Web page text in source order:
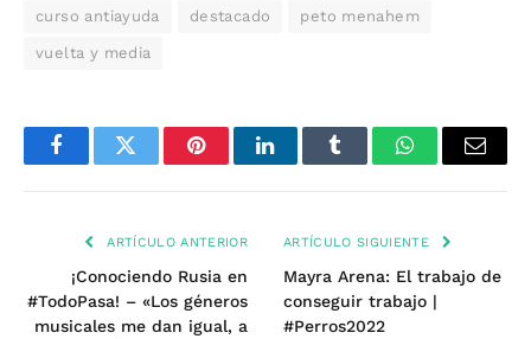
curso antiayuda destacado peto menahem
vuelta y media
FacebookTwitter PinterestLinkedInTumblr WhatsAppEmail
ARTÍCULO ANTERIOR
¡Conociendo Rusia en
#TodoPasa! – «Los géneros
musicales me dan igual, a
ARTÍCULO SIGUIENTE
Mayra Arena: El trabajo de
conseguir trabajo |
#Perros2022